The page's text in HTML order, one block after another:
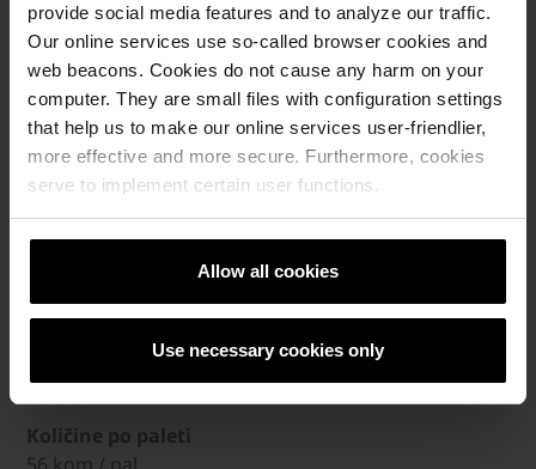
provide social media features and to analyze our traffic.
Our online services use so-called browser cookies and
web beacons. Cookies do not cause any harm on your
computer. They are small files with configuration settings
that help us to make our online services user-friendlier,
more effective and more secure. Furthermore, cookies
serve to implement certain user functions.
Allow all cookies
Use necessary cookies only
Komada po m¹
1 kom / m
Količine po paleti
60 kom / pal
Težina
21.60 kg / kom
Dimenzije (DxŠxV)
Debljina
1.33 kom / m
Količine po paleti